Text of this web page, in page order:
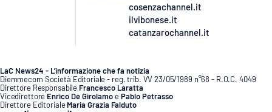
Catanzarochannel.it
cosenzachannel.it
ilvibonese.it
catanzarochannel.it
LaC News24 - L’informazione che fa notizia
Diemmecom Società Editoriale - reg. trib. VV 23/05/1989 n°68 - R.O.C. 4049
Direttore Responsabile Francesco Laratta
Vicedirettore Enrico De GirolamoePablo Petrasso
Direttore Editoriale Maria Grazia Falduto